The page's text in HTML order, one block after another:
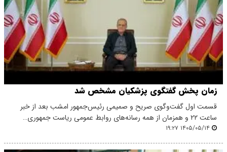
زمان پخش گفتگوی پزشکیان مشخص شد
قسمت اول گفت‌وگوی صریح و صمیمی رئیس‌جمهور امشب بعد از خبر
ساعت ۲۲ و همزمان از همه رسانه‌های روابط عمومی ریاست جمهوری…
۱۴۰۵/۰۵/۱۴ ۱۹:۲۷